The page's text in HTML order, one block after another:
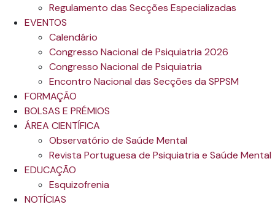
Regulamento das Secções Especializadas
EVENTOS
Calendário
Congresso Nacional de Psiquiatria 2026
Congresso Nacional de Psiquiatria
Encontro Nacional das Secções da SPPSM
FORMAÇÃO
BOLSAS E PRÉMIOS
ÁREA CIENTÍFICA
Observatório de Saúde Mental
Revista Portuguesa de Psiquiatria e Saúde Mental
EDUCAÇÃO
Esquizofrenia
NOTÍCIAS